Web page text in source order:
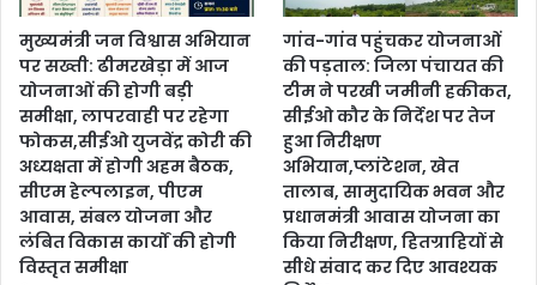
मुख्यमंत्री जन विश्वास अभियान
पर सख्ती: ढीमरखेड़ा में आज
योजनाओं की होगी बड़ी
समीक्षा, लापरवाही पर रहेगा
फोकस,सीईओ युजवेंद्र कोरी की
अध्यक्षता में होगी अहम बैठक,
सीएम हेल्पलाइन, पीएम
आवास, संबल योजना और
लंबित विकास कार्यों की होगी
विस्तृत समीक्षा
गांव-गांव पहुंचकर योजनाओं
की पड़ताल: जिला पंचायत की
टीम ने परखी जमीनी हकीकत,
सीईओ कौर के निर्देश पर तेज
हुआ निरीक्षण
अभियान,प्लांटेशन, खेत
तालाब, सामुदायिक भवन और
प्रधानमंत्री आवास योजना का
किया निरीक्षण, हितग्राहियों से
सीधे संवाद कर दिए आवश्यक